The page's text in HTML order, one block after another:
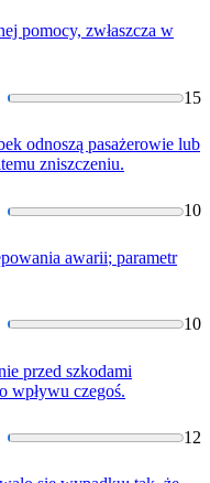
pomocy, zwłaszcza w
15
odnoszą pasażerowie lub
zniszczeniu.
10
awarii; parametr
10
przed szkodami
wpływu czegoś.
12